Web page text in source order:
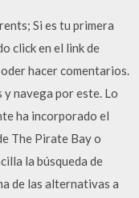
Si es tu primera
click en el link de
hacer comentarios.
y navega por este. Lo
ha incorporado el
The Pirate Bay o
la búsqueda de
de las alternativas a